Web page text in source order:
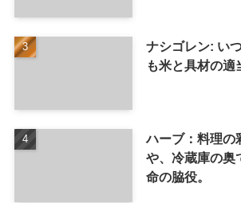
ナシゴレン: い
も米と具材の適
ハーブ：料理の
や、冷蔵庫の奥
命の脇役。